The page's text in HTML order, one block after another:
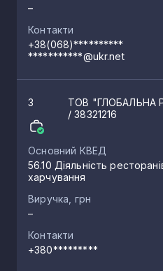
–
Контакти
+38(068)**********
***********@ukr.net
3
ТОВ "ГЛОБАЛЬНА
/ 38321216
Основний КВЕД
56.10 Діяльність
харчування
Виручка, грн
–
Контакти
+380*********